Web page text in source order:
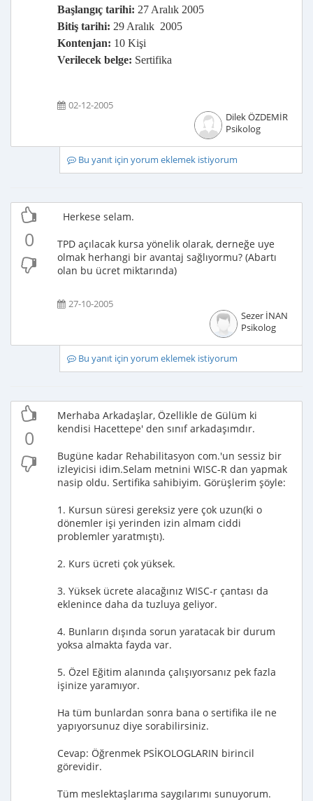
Başlangıç tarihi: 27 Aralık 2005
Bitiş tarihi: 29 Aralık 2005
Kontenjan: 10 Kişi
Verilecek belge: Sertifika
02-12-2005
Dilek ÖZDEMİR
Psikolog
Bu yanıt için yorum eklemek istiyorum
0
Herkese selam.
TPD açılacak kursa yönelik olarak, derneğe uye
olmak herhangi bir avantaj sağlıyormu? (Abartı
olan bu ücret miktarında)
27-10-2005
Sezer İNAN
Psikolog
Bu yanıt için yorum eklemek istiyorum
0
Merhaba Arkadaşlar, Özellikle de Gülüm ki
kendisi Hacettepe' den sınıf arkadaşımdır.
Bugüne kadar Rehabilitasyon com.'un sessiz bir
izleyicisi idim.Selam metnini WISC-R dan yapmak
nasip oldu. Sertifika sahibiyim. Görüşlerim şöyle:
1. Kursun süresi gereksiz yere çok uzun(ki o
dönemler işi yerinden izin almam ciddi
problemler yaratmıştı).
2. Kurs ücreti çok yüksek.
3. Yüksek ücrete alacağınız WISC-r çantası da
eklenince daha da tuzluya geliyor.
4. Bunların dışında sorun yaratacak bir durum
yoksa almakta fayda var.
5. Özel Eğitim alanında çalışıyorsanız pek fazla
işinize yaramıyor.
Ha tüm bunlardan sonra bana o sertifika ile ne
yapıyorsunuz diye sorabilirsiniz.
Cevap: Öğrenmek PSİKOLOGLARIN birincil
görevidir.
Tüm meslektaşlarıma saygılarımı sunuyorum.